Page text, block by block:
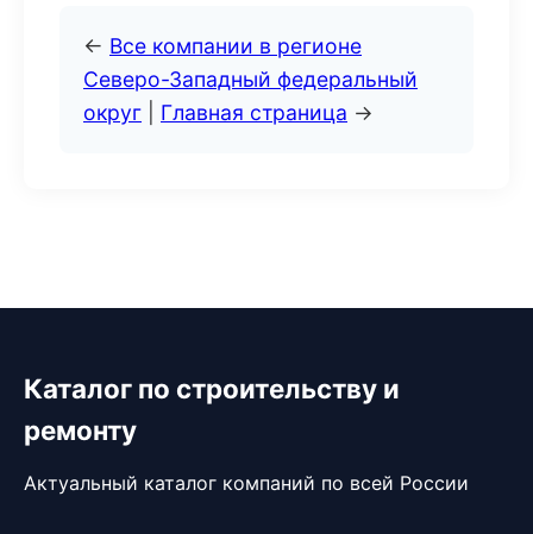
← Все компании в регионе
Северо-Западный федеральный
округ
Главная страница →
Каталог по строительству и
ремонту
Актуальный каталог компаний по всей России